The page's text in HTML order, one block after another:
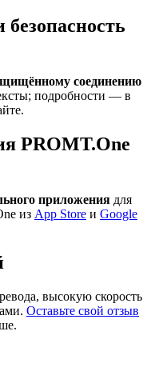
соединению
подробности — в
PROMT.One
приложения для
из App Store и Google
высокую скорость
Оставьте свой отзыв